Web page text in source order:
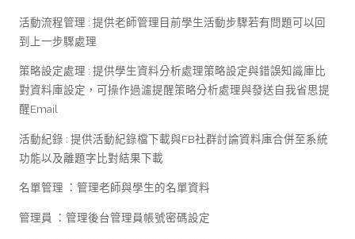
活動流程管理 : 提供老師管理目前學生活動步驟若有問題可以回
到上一步驟處理
策略設定處理 : 提供學生資料分析處理策略設定與錯誤知識庫比
對資料庫設定，可操作過濾提醒策略分析處理與發送自我省思提
醒Email
活動紀錄 : 提供活動紀錄檔下載與FB社群討論資料庫合併至系統
功能以及離題字比對結果下載
名單管理 ：管理老師與學生的名單資料
管理員 ：管理後台管理員帳號密碼設定